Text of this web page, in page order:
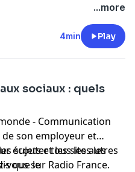
...more
4min Play
sociaux : quels
- Communication
son employeur et
sujets et les sites les
que le
écouter tous les autres
vous sur Radio France.